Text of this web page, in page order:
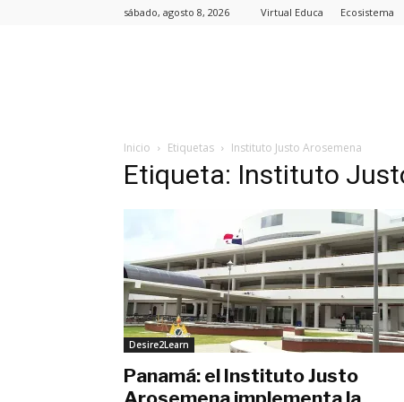
sábado, agosto 8, 2026 Virtual Educa Ecosistema
Inicio Etiquetas Instituto Justo Arosemena
Etiqueta: Instituto
Desire2Learn
Panamá: el Instituto Justo